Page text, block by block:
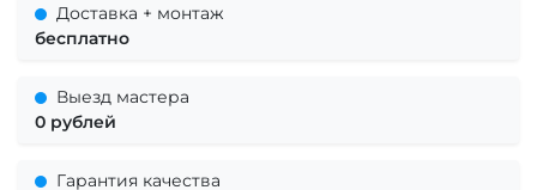
Доставка + монтаж
бесплатно
Выезд мастера
0 рублей
Гарантия качества